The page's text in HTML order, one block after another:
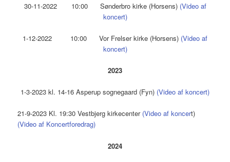
30-11-2022 10:00 Sønderbro kirke (Horsens) (Video af
koncert)
1-12-2022 10:00 Vor Frelser kirke (Horsens) (Video af
koncert)
2023
1-3-2023 kl. 14-16 Asperup sognegaard (Fyn) (Video af koncert)
21-9-2023 Kl. 19:30 Vestbjerg kirkecenter (Video af koncert)
(Video af Koncertforedrag)
2024